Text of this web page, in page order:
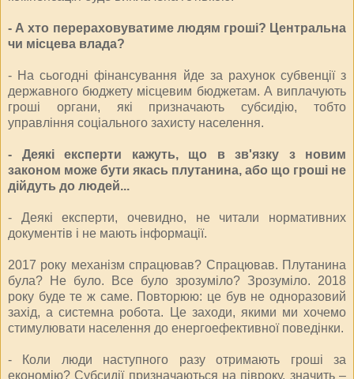
- А хто перераховуватиме людям гроші? Центральна
чи місцева влада?
- На сьогодні фінансування йде за рахунок субвенції з
державного бюджету місцевим бюджетам. А виплачують
гроші органи, які призначають субсидію, тобто
управління соціального захисту населення.
- Деякі експерти кажуть, що в зв'язку з новим
законом може бути якась плутанина, або що гроші не
дійдуть до людей...
- Деякі експерти, очевидно, не читали нормативних
документів і не мають інформації.
2017 року механізм спрацював? Спрацював. Плутанина
була? Не було. Все було зрозуміло? Зрозуміло. 2018
року буде те ж саме. Повторюю: це був не одноразовий
захід, а системна робота. Це заходи, якими ми хочемо
стимулювати населення до енергоефективної поведінки.
- Коли люди наступного разу отримають гроші за
економію? Субсидії призначаються на півроку, значить –